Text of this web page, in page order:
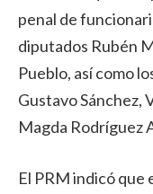
penal de
diputados Rubén
Pueblo, así como
Gustavo Sánchez,
Magda Rodríguez
El PRM indicó que